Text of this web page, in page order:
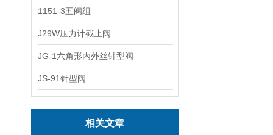
1151-3五阀组
J29W压力计截止阀
JG-1六角形内外丝针型阀
JS-91针型阀
相关文章